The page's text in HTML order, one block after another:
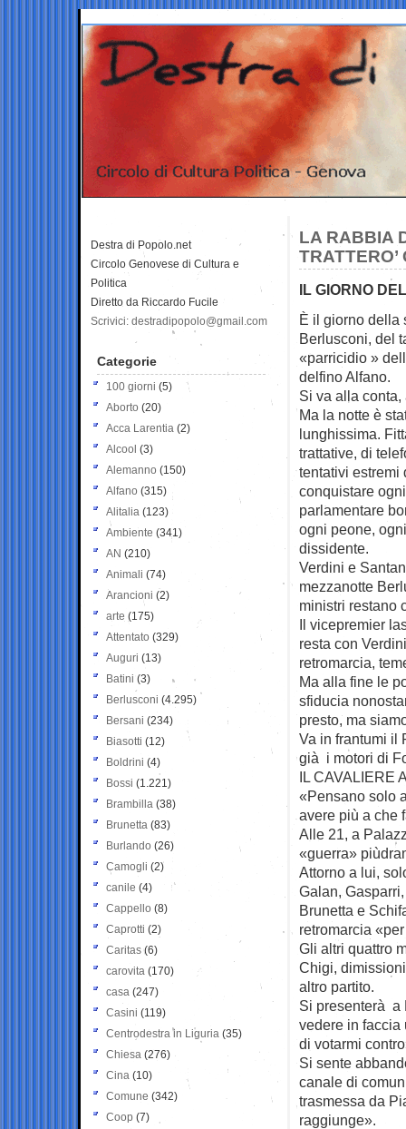
LA RABBIA
TRATTERO’
IL GIORNO
È il giorno della
Berlusconi, del
«parricidio »
delfino Alfano.
Si va alla conta,
Ma la notte è
lunghissima.
trattative, di
tentativi estremi
conquistare
parlamentare
ogni peone,
dissidente.
Verdini e
mezzanotte
ministri restano
Il vicepremier
resta con
retromarcia,
Ma alla fine le
sfiducia
presto, ma
Va in frantumi il
già i motori di
IL CAVALIERE
«Pensano solo
avere più a che
Alle 21, a
«guerra»
Attorno a lui,
Galan,
Brunetta e
retromarcia
Gli altri quattro
Chigi,
altro partito.
Si presenterà a
vedere in faccia
di votarmi
Si sente
canale di
trasmessa da
raggiunge».
Destra di Popolo.net
Circolo Genovese di Cultura e
Politica
Diretto da Riccardo Fucile
Scrivici: destradipopolo@gmail.com
Categorie
100 giorni (5)
Aborto (20)
Acca Larentia (2)
Alcool (3)
Alemanno (150)
Alfano (315)
Alitalia (123)
Ambiente (341)
AN (210)
Animali (74)
Arancioni (2)
arte (175)
Attentato (329)
Auguri (13)
Batini (3)
Berlusconi (4.295)
Bersani (234)
Biasotti (12)
Boldrini (4)
Bossi (1.221)
Brambilla (38)
Brunetta (83)
Burlando (26)
Camogli (2)
canile (4)
Cappello (8)
Caprotti (2)
Caritas (6)
carovita (170)
casa (247)
Casini (119)
Centrodestra in Liguria (35)
Chiesa (276)
Cina (10)
Comune (342)
Coop (7)